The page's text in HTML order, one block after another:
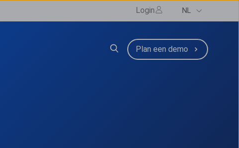
Login NL
submenu for Resources Plan een demo